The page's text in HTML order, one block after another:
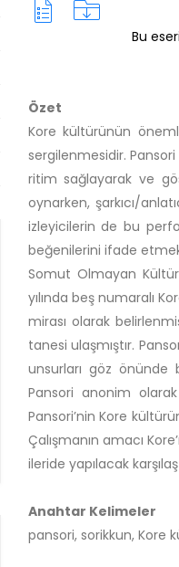
Bu
Özet
Kore kültürünün
sergilenmesidir.
ritim sağlayarak ve
oynarken, şarkıcı/
izleyicilerin de bu
beğenilerini ifade
Somut Olmayan
yılında beş numaralı
mirası olarak
tanesi ulaşmıştır.
unsurları göz önünde
Pansori anonim
Pansori’nin Kore
Çalışmanın amacı
ileride yapılacak
Anahtar Kelimeler
pansori, sorikkun, Kore